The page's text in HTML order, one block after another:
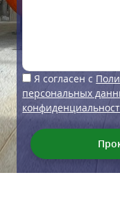
Я согласен с
персональных